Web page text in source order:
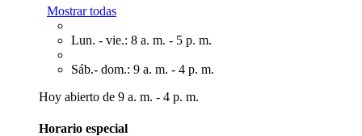
Mostrar todas
Lun. - vie.: 8 a. m. - 5 p. m.
Sáb.- dom.: 9 a. m. - 4 p. m.
Hoy abierto de 9 a. m. - 4 p. m.
Horario especial